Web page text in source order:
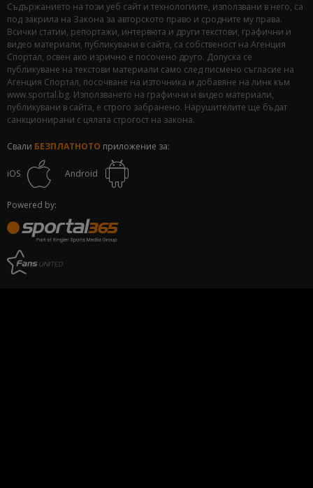
Съдържанието на този уеб сайт и технологиите, използвани в него, са
под закрила на Закона за авторското право и сродните му права.
Всички статии, репортажи, интервюта и други текстови, графични и
видео материали, публикувани в сайта, са собственост на Агенция
Спортал, освен ако изрично е посочено друго. Допуска се
публикуване на текстови материали само след писмено съгласие на
Агенция Спортал, посочване на източника и добавяне на линк към
www.sportal.bg. Използването на графични и видео материали,
публикувани в сайта, е строго забранено. Нарушителите ще бъдат
санкционирани с цялата строгост на закона.
Свали БЕЗПЛАТНОТО приложение за:
iOS Android
Powered by: